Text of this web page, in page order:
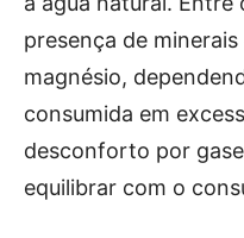
presença de
magnésio,
consumida em
desconforto por
equilibrar com o